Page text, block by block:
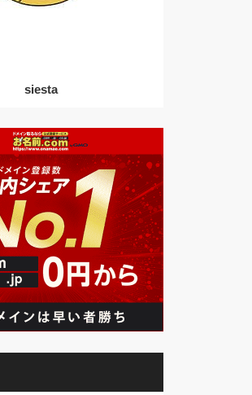
siesta